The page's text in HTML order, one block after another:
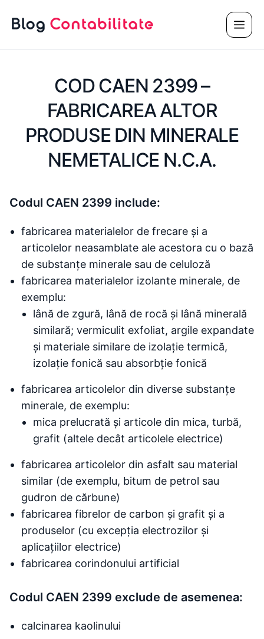
COD CAEN 2399 –
FABRICAREA ALTOR
PRODUSE DIN MINERALE
NEMETALICE N.C.A.
Codul CAEN 2399 include:
fabricarea materialelor de frecare și a
articolelor neasamblate ale acestora cu o bază
de substanțe minerale sau de celuloză
fabricarea materialelor izolante minerale, de
exemplu:
lână de zgură, lână de rocă și lână minerală
similară; vermiculit exfoliat, argile expandate
și materiale similare de izolație termică,
izolație fonică sau absorbție fonică
fabricarea articolelor din diverse substanțe
minerale, de exemplu:
mica prelucrată și articole din mica, turbă,
grafit (altele decât articolele electrice)
fabricarea articolelor din asfalt sau material
similar (de exemplu, bitum de petrol sau
gudron de cărbune)
fabricarea fibrelor de carbon și grafit și a
produselor (cu excepția electrozilor și
aplicațiilor electrice)
fabricarea corindonului artificial
Codul CAEN 2399 exclude de asemenea:
calcinarea kaolinului